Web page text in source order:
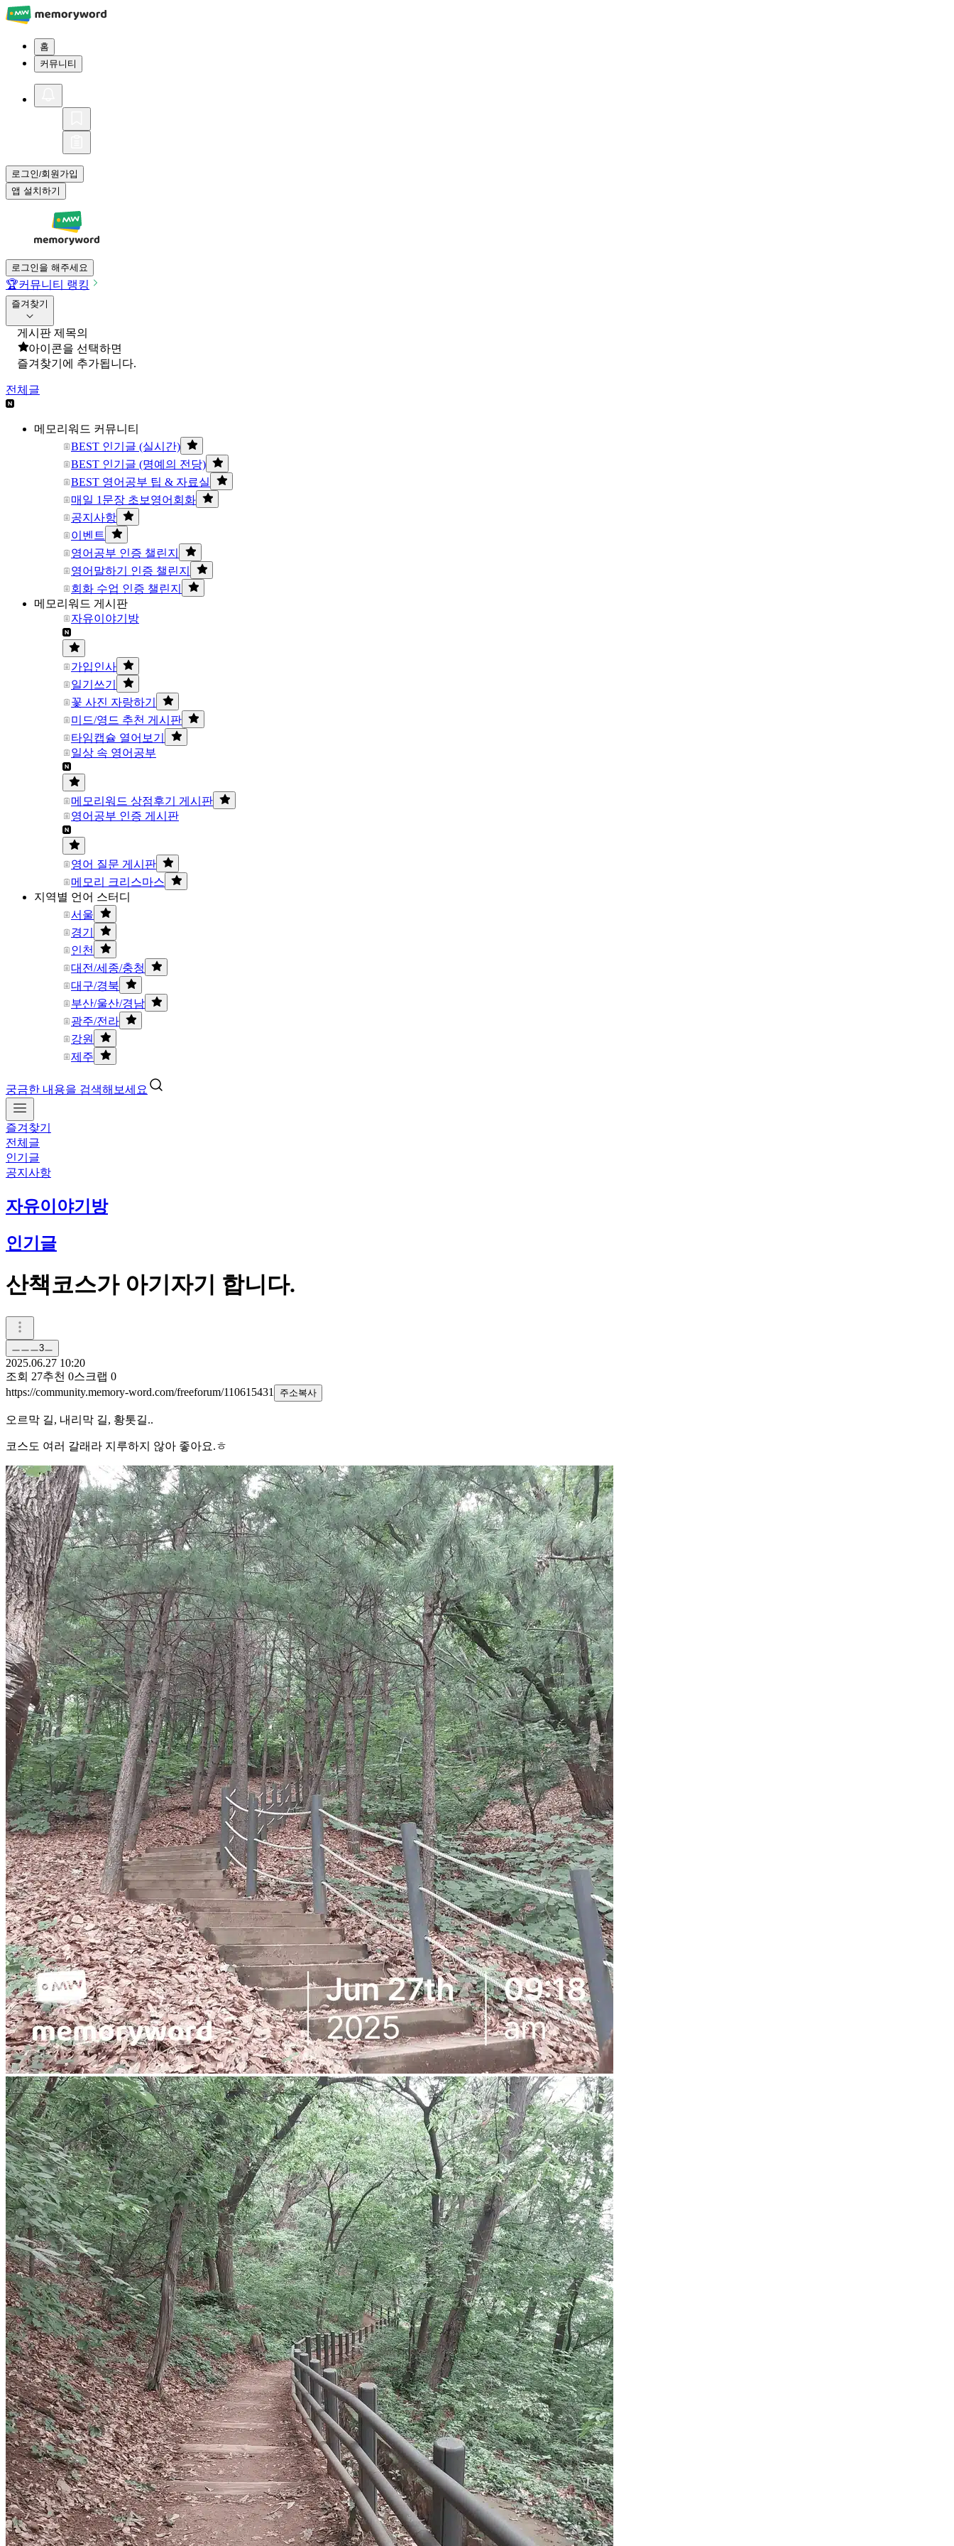
홈
커뮤니티
로그인/회원가입
앱 설치하기
로그인을 해주세요
🏆커뮤니티 랭킹
즐겨찾기
게시판 제목의
아이콘을 선택하면
즐겨찾기에 추가됩니다.
전체글
메모리워드 커뮤니티
BEST 인기글 (실시간)
BEST 인기글 (명예의 전당)
BEST 영어공부 팁 & 자료실
매일 1문장 초보영어회화
공지사항
이벤트
영어공부 인증 챌린지
영어말하기 인증 챌린지
회화 수업 인증 챌린지
메모리워드 게시판
자유이야기방
가입인사
일기쓰기
꽃 사진 자랑하기
미드/영드 추천 게시판
타임캡슐 열어보기
일상 속 영어공부
메모리워드 상점후기 게시판
영어공부 인증 게시판
영어 질문 게시판
메모리 크리스마스
지역별 언어 스터디
서울
경기
인천
대전/세종/충청
대구/경북
부산/울산/경남
광주/전라
강원
제주
궁금한 내용을 검색해보세요
즐겨찾기
전체글
인기글
공지사항
자유이야기방
인기글
산책코스가 아기자기 합니다.
ㅡㅡㅡ3ㅡ
2025.06.27 10:20
조회 27추천 0스크랩 0
https://community.memory-word.com/freeforum/110615431
주소복사
오르막 길, 내리막 길, 황톳길..
코스도 여러 갈래라 지루하지 않아 좋아요.ㅎ